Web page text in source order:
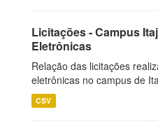
Licitações - Campus
Eletrônicas
Relação das licitações
eletrônicas no campus de
CSV